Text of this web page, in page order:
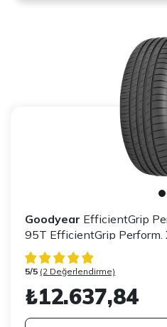
Goodyear EfficientGrip
95T EfficientGrip Perform.
5/5 (2 Değerlendirme)
₺12.637,84